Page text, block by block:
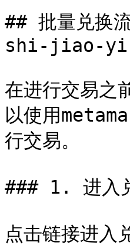
## 批量兑
shi-jiao-
在进行交易之
以使用
行交易。
### 1. 进入
点击链接进入